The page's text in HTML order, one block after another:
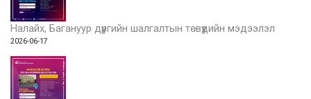
Налайх, Багануур дүүргийн шалгалтын төвүүдийн мэдээлэл
2026-06-17